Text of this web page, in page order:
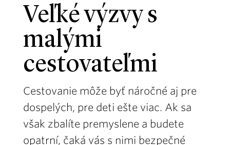
Veľké výzvy s
malými
cestovateľmi
Cestovanie môže byť náročné aj pre
dospelých, pre deti ešte viac. Ak sa
však zbalíte premyslene a budete
opatrní, čaká vás s nimi bezpečné